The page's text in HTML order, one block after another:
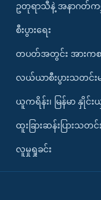
ဥတုရာသီနဲ့ အနာဂတ်ကမ္
စီးပွားရေး
တပတ်အတွင်း အားကစ
လယ်ယာစီးပွားသတင်းမ
ယူကရိန်း၊ မြန်မာ နှိုင်း
ထူးခြားဆန်းပြားသတင်း
လူမှုရှုခင်း